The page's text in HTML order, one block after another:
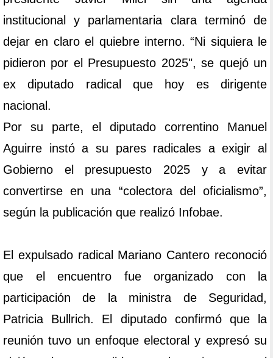
institucional y parlamentaria clara terminó de
dejar en claro el quiebre interno. “Ni siquiera le
pidieron por el Presupuesto 2025", se quejó un
ex diputado radical que hoy es dirigente
nacional.
Por su parte, el diputado correntino Manuel
Aguirre instó a su pares radicales a exigir al
Gobierno el presupuesto 2025 y a evitar
convertirse en una “colectora del oficialismo”,
según la publicación que realizó Infobae.
El expulsado radical Mariano Cantero reconoció
que el encuentro fue organizado con la
participación de la ministra de Seguridad,
Patricia Bullrich. El diputado confirmó que la
reunión tuvo un enfoque electoral y expresó su